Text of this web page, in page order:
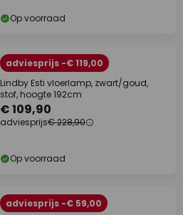
Op voorraad
adviesprijs -€ 119,00
Lindby Esti vloerlamp, zwart/goud,
stof, hoogte 192cm
€ 109,90
adviesprijs€ 228,90
Op voorraad
adviesprijs -€ 59,00